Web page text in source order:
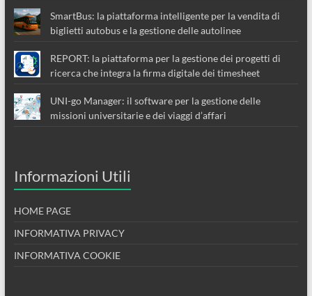
SmartBus: la piattaforma intelligente per la vendita di
biglietti autobus e la gestione delle autolinee
REPORT: la piattaforma per la gestione dei progetti di
ricerca che integra la firma digitale dei timesheet
UNI-go Manager: il software per la gestione delle
missioni universitarie e dei viaggi d’affari
Informazioni Utili
HOME PAGE
INFORMATIVA PRIVACY
INFORMATIVA COOKIE